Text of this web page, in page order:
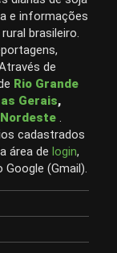
e informações
brasileiro.
de
Rio Grande
Gerais,
Nordeste .
cadastrados
área de login,
(Gmail).